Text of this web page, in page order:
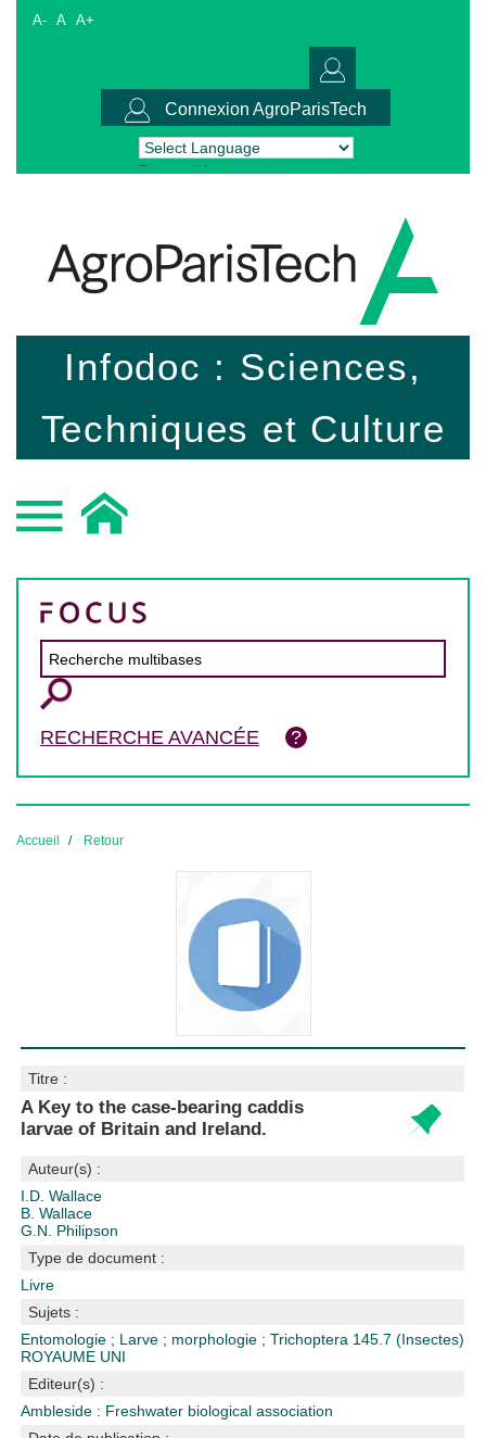
A- A A+
Connexion AgroParisTech
Powered by Translate
Infodoc : Sciences,
Techniques et Culture
RECHERCHE AVANCÉE
Accueil Retour
Titre :
A Key to the case-bearing caddis
larvae of Britain and Ireland.
Auteur(s) :
I.D. Wallace
B. Wallace
G.N. Philipson
Type de document :
Livre
Sujets :
Entomologie ; Larve ; morphologie ;Trichoptera 145.7 (Insectes)
ROYAUME UNI
Editeur(s) :
Ambleside : Freshwater biological association